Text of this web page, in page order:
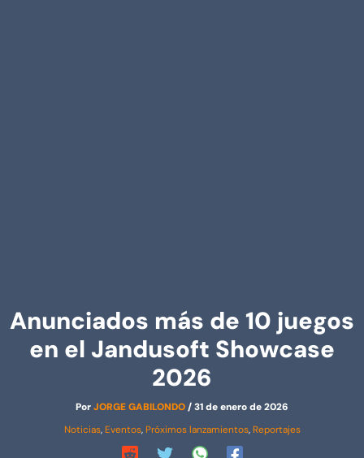
Anunciados más de 10 juegos
en el Jandusoft Showcase
2026
PorJORGE GABILONDO/31 de enero de 2026
Noticias, Eventos, Próximos lanzamientos, Reportajes